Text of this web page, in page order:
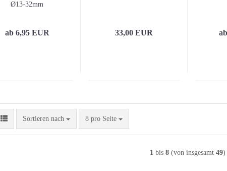
Ø13-32mm
ab 6,95 EUR 33,00 EUR
Sortieren nach
Sortieren nach 8 pro Seite
pro Seite
1 bis8 (von insgesamt49)